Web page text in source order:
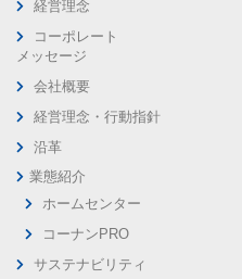
経営理念
コーポレート
メッセージ
会社概要
経営理念・行動指針
沿革
業態紹介
ホームセンター
コーナンPRO
サステナビリティ